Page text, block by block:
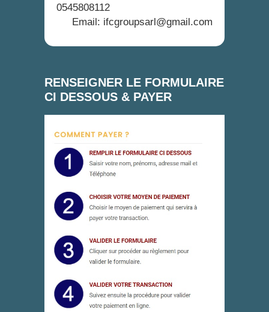
0545808112
Email: ifcgroupsarl@gmail.com
RENSEIGNER LE FORMULAIRE
CI DESSOUS & PAYER